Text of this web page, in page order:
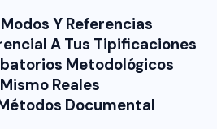
Y Referencias
A Tus Tipificaciones
Metodológicos
Reales
Documental